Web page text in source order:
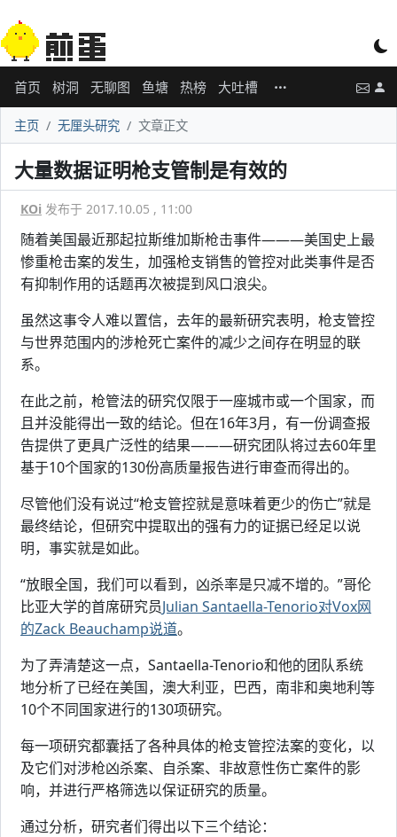
首页 树洞 无聊图 鱼塘 热榜 大吐槽
主页 无厘头研究 文章正文
大量数据证明枪支管制是有效的
KOi 发布于 2017.10.05 , 11:00
随着美国最近那起拉斯维加斯枪击事件———美国史上最
惨重枪击案的发生，加强枪支销售的管控对此类事件是否
有抑制作用的话题再次被提到风口浪尖。
虽然这事令人难以置信，去年的最新研究表明，枪支管控
与世界范围内的涉枪死亡案件的减少之间存在明显的联
系。
在此之前，枪管法的研究仅限于一座城市或一个国家，而
且并没能得出一致的结论。但在16年3月，有一份调查报
告提供了更具广泛性的结果———研究团队将过去60年里
基于10个国家的130份高质量报告进行审查而得出的。
尽管他们没有说过“枪支管控就是意味着更少的伤亡”就是
最终结论，但研究中提取出的强有力的证据已经足以说
明，事实就是如此。
“放眼全国，我们可以看到，凶杀率是只减不增的。”哥伦
比亚大学的首席研究员Julian Santaella-Tenorio对Vox网
的Zack Beauchamp说道。
为了弄清楚这一点，Santaella-Tenorio和他的团队系统
地分析了已经在美国，澳大利亚，巴西，南非和奥地利等
10个不同国家进行的130项研究。
每一项研究都囊括了各种具体的枪支管控法案的变化，以
及它们对涉枪凶杀案、自杀案、非故意性伤亡案件的影
响，并进行严格筛选以保证研究的质量。
通过分析，研究者们得出以下三个结论：